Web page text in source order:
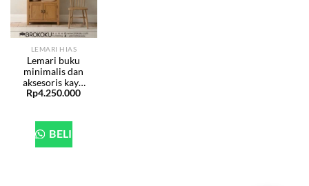
LEMARI HIAS
Lemari buku
minimalis dan
aksesoris kayu
jati jepara BHF-
Rp4.250.000
BELI